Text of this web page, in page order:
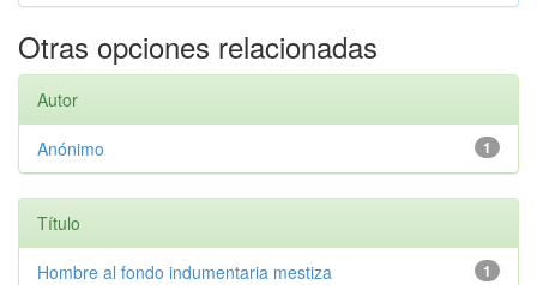
Otras opciones relacionadas
Autor
1
Anónimo
Título
1
Hombre al fondo indumentaria mestiza